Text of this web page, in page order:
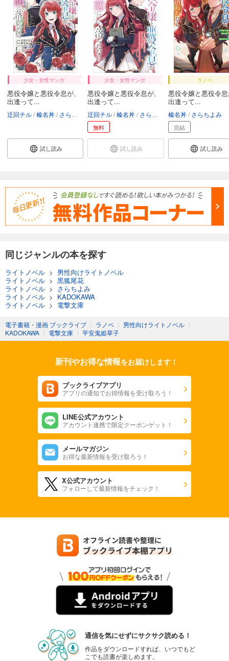
少女・女性マンガ
悪役令嬢と悪役令息が、
出逢って...
迂回チル 榛名丼 さらちよみ
試し読み
少女・女性マンガ
悪役令嬢と悪役令息が、
出逢って...
迂回チル 榛名丼 さらちよみ
無料
試し読み
ラノベ
悪役令嬢と悪役令
出逢って...
榛名丼 さらちよみ
完結
試し読み
同じジャンルの本を探す
ライトノベル > 男性向けライトノベル
ライトノベル > 黒狐尾花
ライトノベル > さらちよみ
ライトノベル > KADOKAWA
ライトノベル > 電撃文庫
電子書籍・漫画 ブックライブ 〉 ラノベ 〉 男性向けライトノベル 〉
KADOKAWA 〉 電撃文庫 〉 平安鬼姫草子
新刊やお得な情報をお届けします！
ブックライブアプリ
アプリの通知でお得情報を受け取ろう！
LINE公式アカウント
アカウント連携で限定クーポンゲット！
メールマガジン
お得な最新情報を受け取ろう！
X公式アカウント
フォローして最新情報をチェック！
通信を気にせずにサクサク読める！
作品をダウンロードすれば、いつでもど
こでも読書が楽しめます。